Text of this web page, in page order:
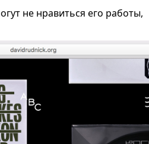
не нравиться его работы,